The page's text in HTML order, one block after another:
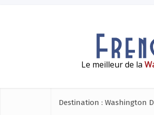
Le meilleur de la
Destination : Washington